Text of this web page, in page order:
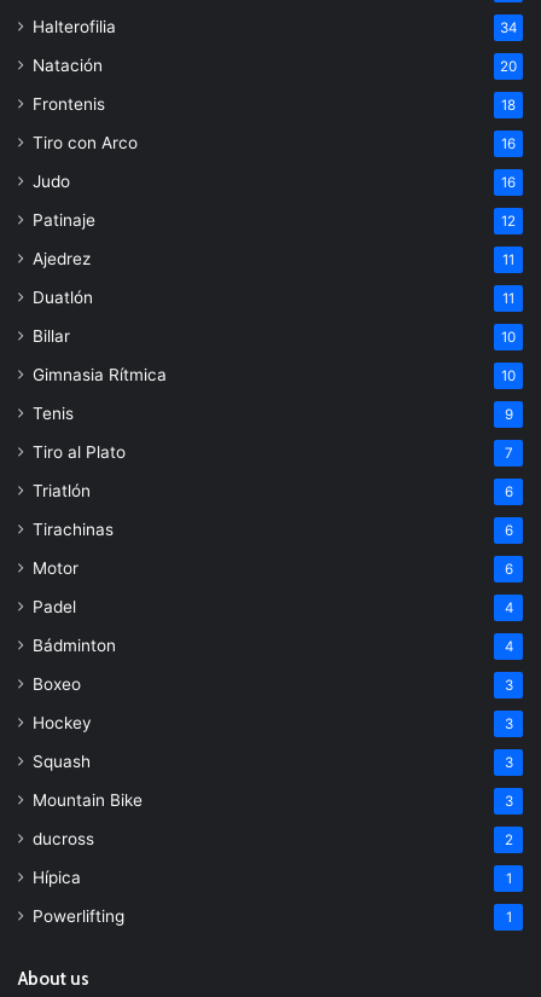
Halterofilia 34
Natación 20
Frontenis 18
Tiro con Arco 16
Judo 16
Patinaje 12
Ajedrez 11
Duatlón 11
Billar 10
Gimnasia Rítmica 10
Tenis 9
Tiro al Plato 7
Triatlón 6
Tirachinas 6
Motor 6
Padel 4
Bádminton 4
Boxeo 3
Hockey 3
Squash 3
Mountain Bike 3
ducross 2
Hípica 1
Powerlifting 1
About us